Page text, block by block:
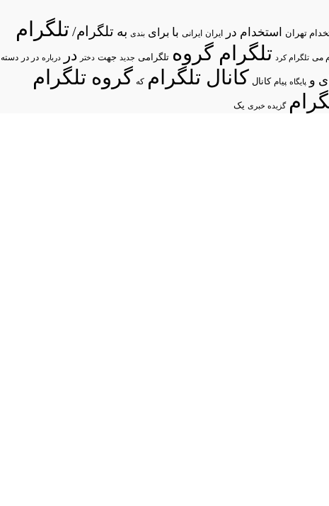
تهران استخدام در ایران ایرانی با برای بندی به تلگرام/ تلگرام
می تلگرام کرد تلگرام گروه تلگرامی جدید جهت دختر در درباره در در دسته
و پایگاه پیام کانال کانال تلگرام که گروه تلگرام
گزیده خبری یک